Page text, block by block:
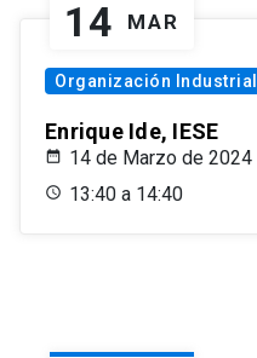
14 MAR
Organización Industrial
Enrique Ide, IESE
14 de Marzo de 2024
13:40 a 14:40